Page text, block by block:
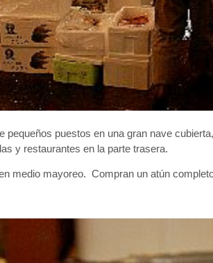
pequeños puestos en una gran nave
y restaurantes en la parte trasera.
medio mayoreo. Compran un atún